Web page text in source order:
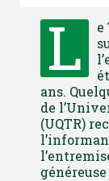
L
e
ans.
de
(UQTR)
généreuse